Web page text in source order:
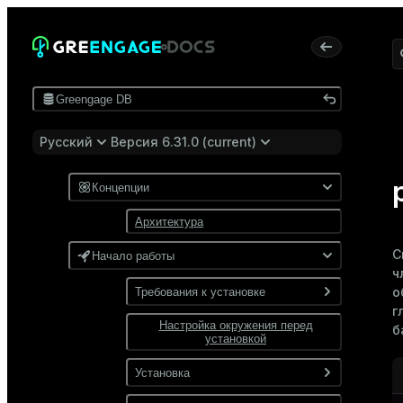
Greengage DB
Русский Версия 6.31.0 (current)
Концепции
Архитектура
Начало работы
Требования к установке
Программные требования
Требования к сети
Настройка окружения перед
установкой
Установка